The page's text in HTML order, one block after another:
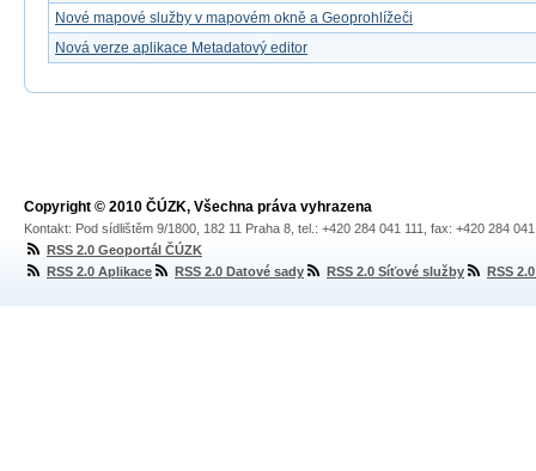
Nové mapové služby v mapovém okně a Geoprohlížeči
Nová verze aplikace Metadatový editor
Copyright © 2010 ČÚZK, Všechna práva vyhrazena
Kontakt: Pod sídlištěm 9/1800, 182 11 Praha 8, tel.: +420 284 041 111, fax: +420 284
RSS 2.0 Geoportál ČÚZK
RSS 2.0 Aplikace
RSS 2.0 Datové sady RSS 2.0 Síťové služby RSS